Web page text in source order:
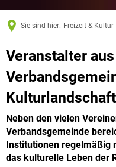
Sie sind hier: Freizeit & Kultur
Veranstalter
Kulturlandschaft
Neben den vielen
Verbandsgemeinde
Institutionen regelmäßig
das kulturelle Leben der